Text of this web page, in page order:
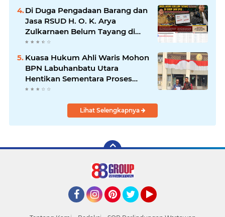
Tanjungbalai
Di Duga Pengadaan Barang dan
Jasa RSUD H. O. K. Arya
Zulkarnaen Belum Tayang di
SiRUP dan SPSE, Tapi Sudah
Dikerjakan: Indikasi
Maladministrasi dan Potensi
Pelanggaran Hukum
Kuasa Hukum Ahli Waris Mohon
BPN Labuhanbatu Utara
Hentikan Sementara Proses
Sertifikat Tanah Objek Sengketa
Lihat Selengkapnya